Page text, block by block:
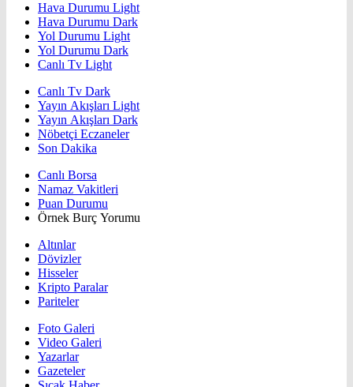
Hava Durumu Light
Hava Durumu Dark
Yol Durumu Light
Yol Durumu Dark
Canlı Tv Light
Canlı Tv Dark
Yayın Akışları Light
Yayın Akışları Dark
Nöbetçi Eczaneler
Son Dakika
Canlı Borsa
Namaz Vakitleri
Puan Durumu
Örnek Burç Yorumu
Altınlar
Dövizler
Hisseler
Kripto Paralar
Pariteler
Foto Galeri
Video Galeri
Yazarlar
Gazeteler